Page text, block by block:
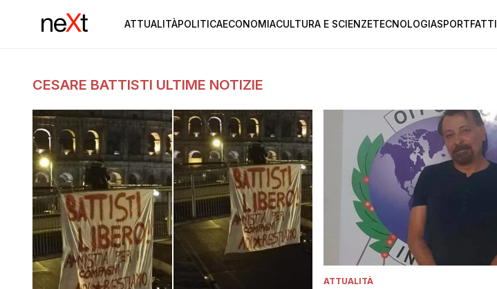
ATTUALITÀPOLITICAECONOMIACULTURA E SCIENZETECNOLOGIASPORTFATTI
CESARE BATTISTI ULTIME NOTIZIE
ATTUALITÀ